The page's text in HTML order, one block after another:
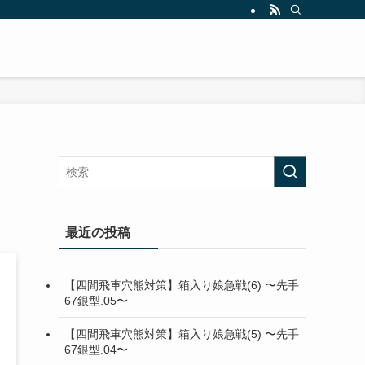
最近の投稿
【四間飛車穴熊対策】箱入り娘急戦(6) 〜先手
67銀型.05〜
【四間飛車穴熊対策】箱入り娘急戦(5) 〜先手
67銀型.04〜